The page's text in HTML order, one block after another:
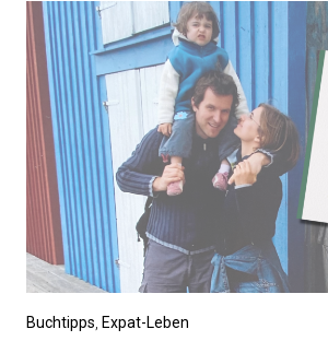
Buchtipps Expat-Leben